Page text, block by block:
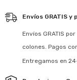
Envíos GRATIS
Envíos GRATIS
colones. Pagos
Entregamos en